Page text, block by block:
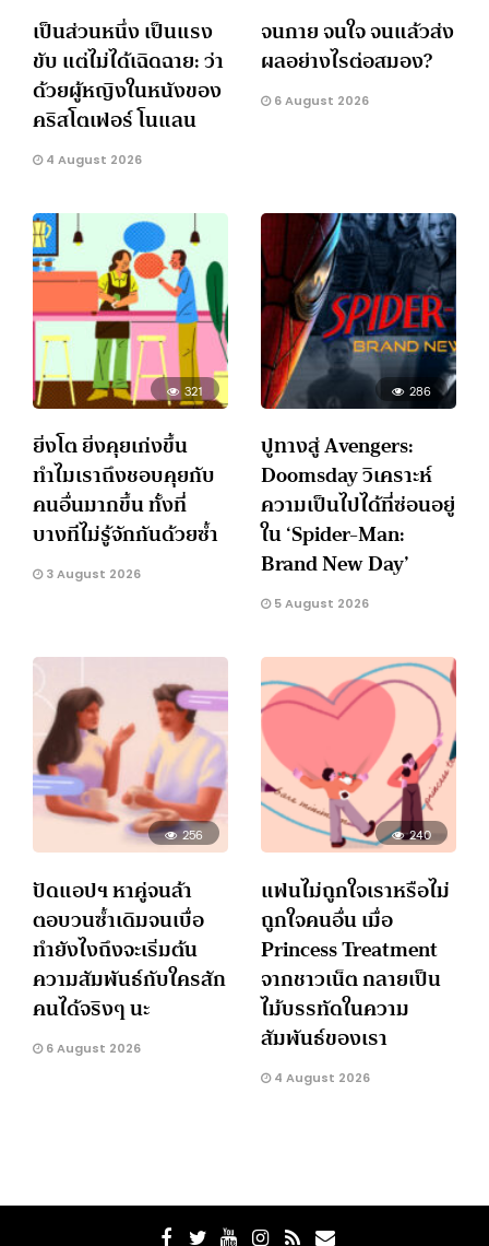
เป็นส่วนหนึ่ง เป็นแรง
ขับ แต่ไม่ได้เฉิดฉาย: ว่า
ด้วยผู้หญิงในหนังของ
คริสโตเฟอร์ โนแลน
4 August 2026
จนกาย จนใจ จนแล้วส่ง
ผลอย่างไรต่อสมอง?
6 August 2026
321
ยิ่งโต ยิ่งคุยเก่งขึ้น
ทำไมเราถึงชอบคุยกับ
คนอื่นมากขึ้น ทั้งที่
บางทีไม่รู้จักกันด้วยซ้ำ
3 August 2026
286
ปูทางสู่ Avengers:
Doomsday วิเคราะห์
ความเป็นไปได้ที่ซ่อนอยู่
ใน ‘Spider-Man:
Brand New Day’
5 August 2026
256
ปัดแอปฯ หาคู่จนล้า
ตอบวนซ้ำเดิมจนเบื่อ
ทำยังไงถึงจะเริ่มต้น
ความสัมพันธ์กับใครสัก
คนได้จริงๆ นะ
6 August 2026
240
แฟนไม่ถูกใจเราหรือไม่
ถูกใจคนอื่น เมื่อ
Princess Treatment
จากชาวเน็ต กลายเป็น
ไม้บรรทัดในความ
สัมพันธ์ของเรา
4 August 2026